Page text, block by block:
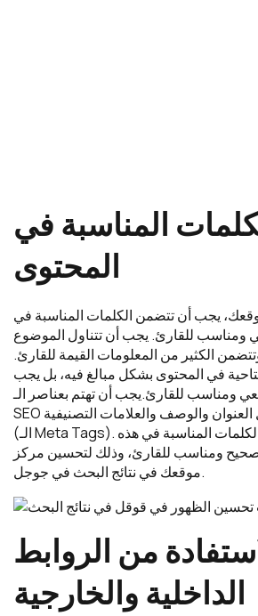
المناسبة في
المحتوى
يجب أن تتضمن الكلمات المناسبة في
ومناسب للقارئ. يجب أن تتناول الموضوع
الكثير من المعلومات القيمة للقارئ.
في المحتوى بشكل مبالغ فيه، بل يجب
ومناسب للقارئ.يجب أن تهتم بعناصر الـ
SEO الأساسية لموقعك، مثل العنوان والوصف والعلامات التصنيفية
(الـ Meta Tags). يجب أن تستخدم الكلمات المناسبة في هذه
ومناسب للقارئ، وذلك لتحسين مركز
موقعك في نتائج البحث في جوجل.
من الروابط
الداخلية والخارجية